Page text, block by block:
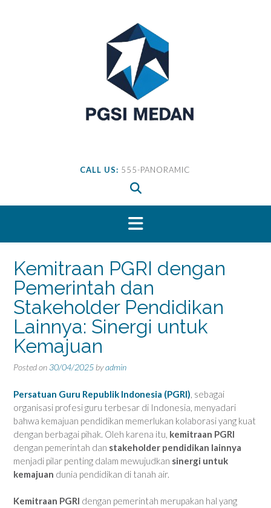
CALL US: 555-PANORAMIC
Kemitraan PGRI dengan
Pemerintah dan
Stakeholder Pendidikan
Lainnya: Sinergi untuk
Kemajuan
Posted on 30/04/2025 byadmin
Persatuan Guru Republik Indonesia (PGRI) , sebagai
organisasi profesi guru terbesar di Indonesia, menyadari
bahwa kemajuan pendidikan memerlukan kolaborasi yang kuat
dengan berbagai pihak. Oleh karena itu, kemitraan PGRI
dengan pemerintah dan stakeholder pendidikan lainnya
menjadi pilar penting dalam mewujudkan sinergi untuk
kemajuan dunia pendidikan di tanah air.
Kemitraan PGRI dengan pemerintah merupakan hal yang